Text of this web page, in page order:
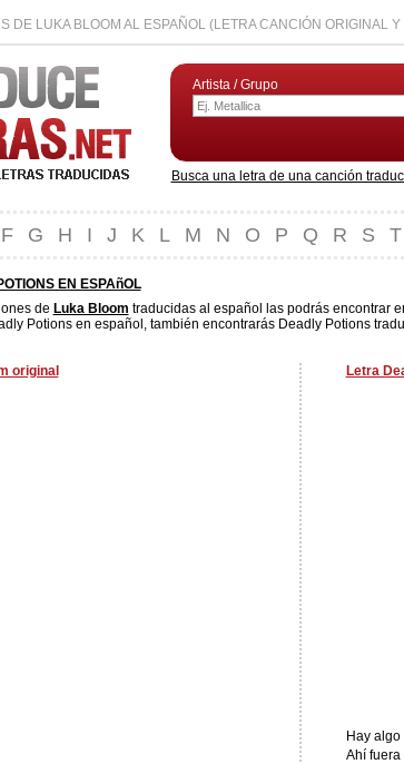
DE LUKA BLOOM AL ESPAÑOL (LETRA CANCIÓN ORIGINAL
Artista / Grupo
Busca una letra de una canción
F G H I J K L M N O P Q R S T
EN ESPAñOL
de Luka Bloom traducidas al español las podrás encontrar
Potions en español, también encontrarás Deadly Potions
original Letra
Hay algo
Ahí fuera